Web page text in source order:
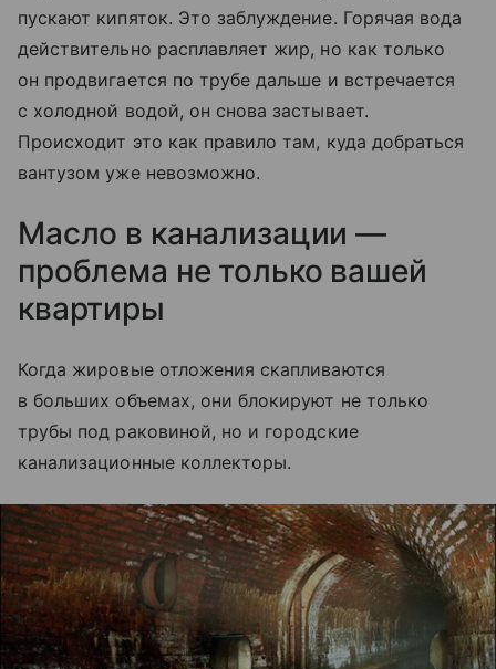
пускают кипяток. Это заблуждение. Горячая вода
действительно расплавляет жир, но как только
он продвигается по трубе дальше и встречается
с холодной водой, он снова застывает.
Происходит это как правило там, куда добраться
вантузом уже невозможно.
Масло в канализации —
проблема не только вашей
квартиры
Когда жировые отложения скапливаются
в больших объемах, они блокируют не только
трубы под раковиной, но и городские
канализационные коллекторы.